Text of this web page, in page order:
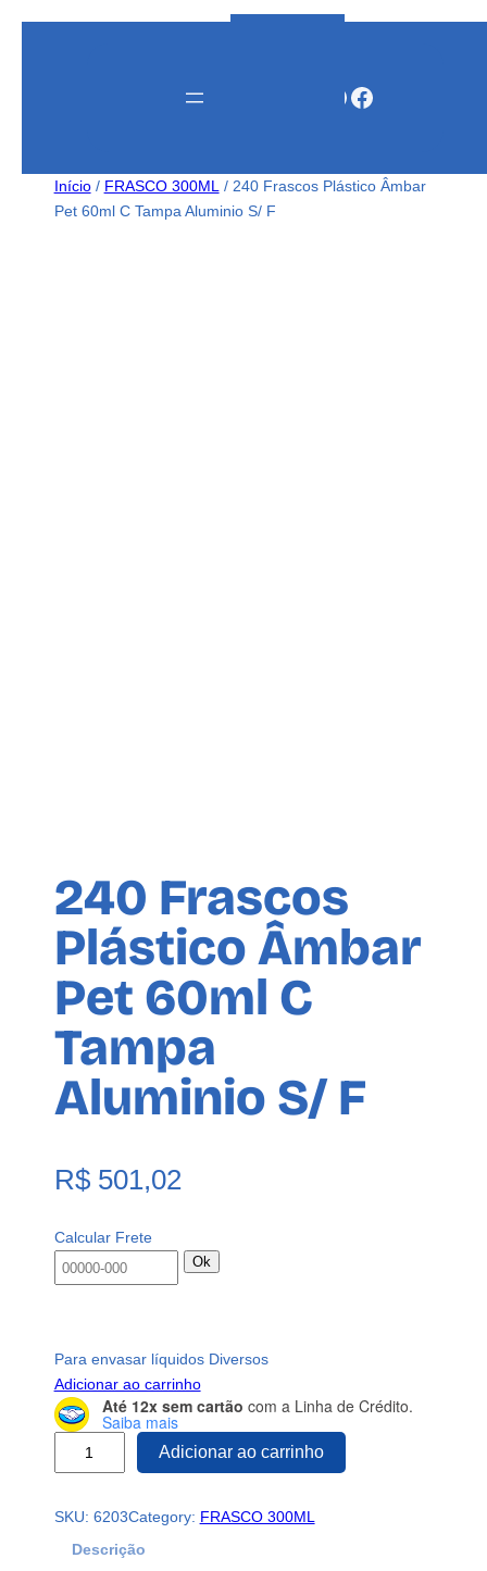
Facebook
Início/ FRASCO 300ML / 240 Frascos Plástico Âmbar
Pet 60ml C Tampa Aluminio S/ F
240 Frascos
Plástico Âmbar
Pet 60ml C
Tampa
Aluminio S/ F
R$501,02
Calcular Frete
Ok
Para envasar líquidos Diversos
Adicionar ao carrinho
Até 12x sem cartão com a Linha de Crédito.
Saiba mais
F
Adicionar ao carrinho
SKU: 6203Category: FRASCO 300ML
Descrição